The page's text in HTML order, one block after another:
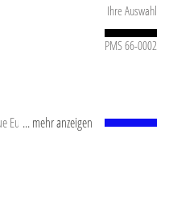
Ihre Auswahl
PMS 66-0002
Europäische Metall-
ca.
von Dokumental
Made
... mehr anzeigen